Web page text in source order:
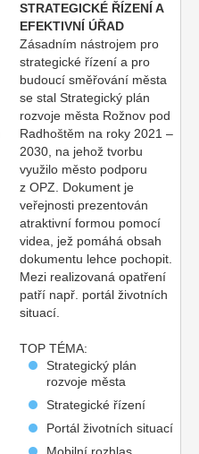
STRATEGICKÉ ŘÍZENÍ A
EFEKTIVNÍ ÚŘAD
Zásadním nástrojem pro
strategické řízení a pro
budoucí směřování města
se stal Strategický plán
rozvoje města Rožnov pod
Radhoštěm na roky 2021 –
2030, na jehož tvorbu
využilo město podporu
z OPZ. Dokument je
veřejnosti prezentován
atraktivní formou pomocí
videa, jež pomáhá obsah
dokumentu lehce pochopit.
Mezi realizovaná opatření
patří např. portál životních
situací.
TOP TÉMA:
Strategický plán
rozvoje města
Strategické řízení
Portál životních situací